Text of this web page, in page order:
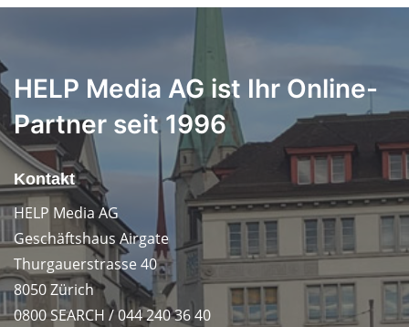
HELP Media AG ist Ihr Online-
Partner seit 1996
Kontakt
HELP Media AG
Geschäftshaus Airgate
Thurgauerstrasse 40
8050 Zürich
0800 SEARCH / 044 240 36 40